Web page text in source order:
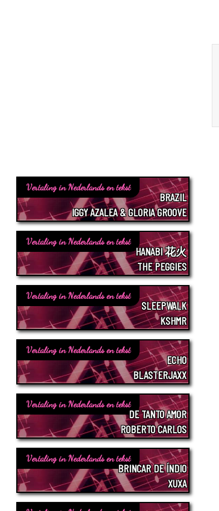
Vertaling in Nederlands en tekst
BRAZIL
IGGY AZALEA & GLORIA GROOVE
Vertaling in Nederlands en tekst
HANABI 花火
THE PEGGIES
Vertaling in Nederlands en tekst
SLEEPWALK
KSHMR
Vertaling in Nederlands en tekst
ECHO
BLASTERJAXX
Vertaling in Nederlands en tekst
DE TANTO AMOR
ROBERTO CARLOS
Vertaling in Nederlands en tekst
BRINCAR DE ÍNDIO
XUXA